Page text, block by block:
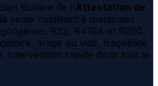
titulaire de l'Attestation de
seule habilitant à manipuler
R32, R410A et R290.
tirage au vide, traçabilité
Intervention rapide dans tout le